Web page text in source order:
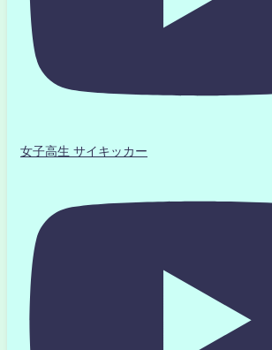
女子高生 サイキッカー